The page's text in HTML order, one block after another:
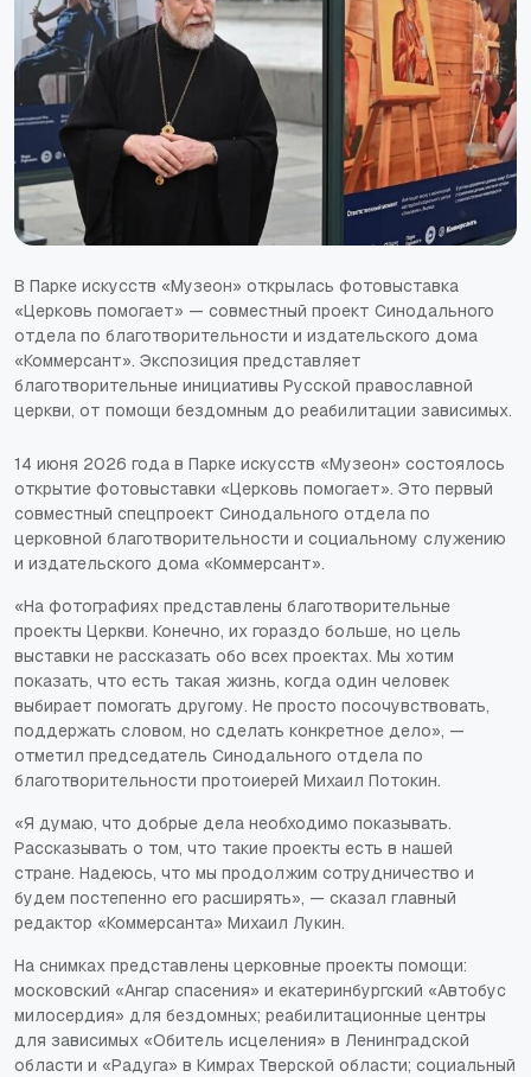
В Парке искусств «Музеон» открылась фотовыставка
«Церковь помогает» — совместный проект Синодального
отдела по благотворительности и издательского дома
«Коммерсант». Экспозиция представляет
благотворительные инициативы Русской православной
церкви, от помощи бездомным до реабилитации зависимых.
14 июня 2026 года в Парке искусств «Музеон» состоялось
открытие фотовыставки «Церковь помогает». Это первый
совместный спецпроект Синодального отдела по
церковной благотворительности и социальному служению
и издательского дома «Коммерсант».
«На фотографиях представлены благотворительные
проекты Церкви. Конечно, их гораздо больше, но цель
выставки не рассказать обо всех проектах. Мы хотим
показать, что есть такая жизнь, когда один человек
выбирает помогать другому. Не просто посочувствовать,
поддержать словом, но сделать конкретное дело», —
отметил председатель Синодального отдела по
благотворительности протоиерей Михаил Потокин.
«Я думаю, что добрые дела необходимо показывать.
Рассказывать о том, что такие проекты есть в нашей
стране. Надеюсь, что мы продолжим сотрудничество и
будем постепенно его расширять», — сказал главный
редактор «Коммерсанта» Михаил Лукин.
На снимках представлены церковные проекты помощи:
московский «Ангар спасения» и екатеринбургский «Автобус
милосердия» для бездомных; реабилитационные центры
для зависимых «Обитель исцеления» в Ленинградской
области и «Радуга» в Кимрах Тверской области; социальный